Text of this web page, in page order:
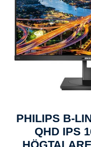
PHILIPS B-
QHD IPS